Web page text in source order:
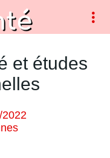
et études